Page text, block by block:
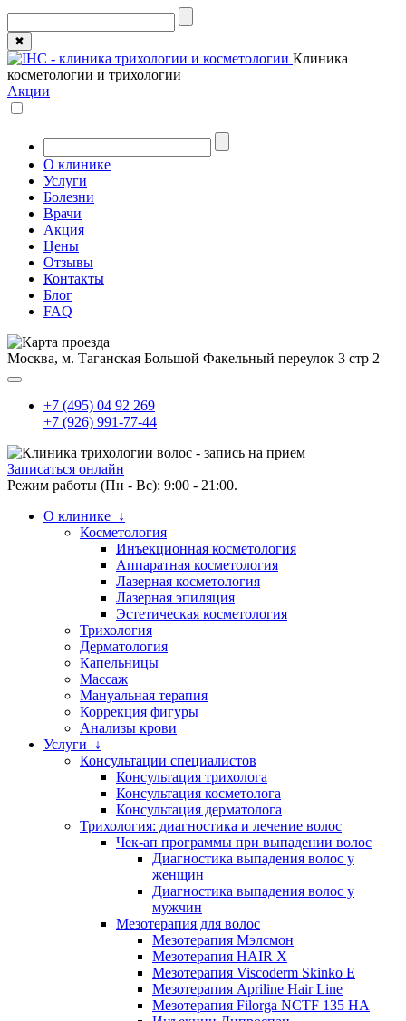
✖
Клиника
косметологии и трихологии
Акции
О клинике
Услуги
Болезни
Врачи
Акция
Цены
Отзывы
Контакты
Блог
FAQ
Москва, м. Таганская Большой Факельный переулок 3 стр 2
+7 (495) 04 92 269
+7 (926) 991-77-44
Записаться онлайн
Режим работы (Пн - Вс): 9:00 - 21:00.
О клинике ↓
Косметология
Инъекционная косметология
Аппаратная косметология
Лазерная косметология
Лазерная эпиляция
Эстетическая косметология
Трихология
Дерматология
Капельницы
Массаж
Мануальная терапия
Коррекция фигуры
Анализы крови
Услуги ↓
Консультации специалистов
Консультация трихолога
Консультация косметолога
Консультация дерматолога
Трихология: диагностика и лечение волос
Чек-ап программы при выпадении волос
Диагностика выпадения волос у
женщин
Диагностика выпадения волос у
мужчин
Мезотерапия для волос
Мезотерапия Мэлсмон
Мезотерапия HAIR X
Мезотерапия Viscoderm Skinko E
Мезотерапия Apriline Hair Line
Мезотерапия Filorga NCTF 135 HA